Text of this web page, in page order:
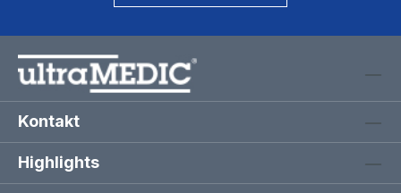
Kontakt
Highlights